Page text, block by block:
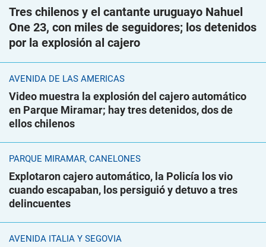
Tres chilenos y el cantante uruguayo Nahuel
One 23, con miles de seguidores; los detenidos
por la explosión al cajero
AVENIDA DE LAS AMÉRICAS
Video muestra la explosión del cajero automático
en Parque Miramar; hay tres detenidos, dos de
ellos chilenos
PARQUE MIRAMAR, CANELONES
Explotaron cajero automático, la Policía los vio
cuando escapaban, los persiguió y detuvo a tres
delincuentes
AVENIDA ITALIA Y SEGOVIA